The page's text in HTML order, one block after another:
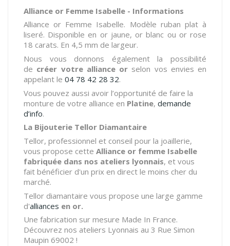
Alliance or Femme Isabelle - Informations
Alliance or Femme Isabelle. Modèle ruban plat à
liseré. Disponible en or jaune, or blanc ou or rose
18 carats. En 4,5 mm de largeur.
Nous vous donnons également la possibilité
de créer votre alliance or selon vos envies en
appelant le 04 78 42 28 32.
Vous pouvez aussi avoir l’opportunité de faire la
monture de votre alliance en Platine, demande
d’info.
La Bijouterie Tellor Diamantaire
Tellor, professionnel et conseil pour la joaillerie,
vous propose cette Alliance or femme Isabelle
fabriquée dans nos ateliers lyonnais, et vous
fait bénéficier d'un prix en direct le moins cher du
marché.
Tellor diamantaire vous propose une large gamme
d'alliances en or.
Une fabrication sur mesure Made In France.
Découvrez nos ateliers Lyonnais au 3 Rue Simon
Maupin 69002 !